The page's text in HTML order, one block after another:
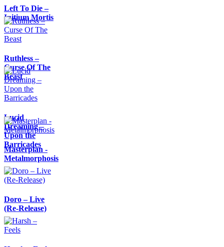
Left To Die –
Initium Mortis
Ruthless –
Curse Of The
Beast
Lucid
Dreaming –
Upon the
Barricades
Masterplan -
Metalmorphosis
Doro – Live
(Re-Release)